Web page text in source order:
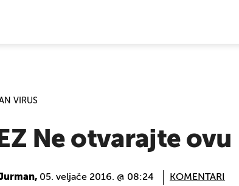
VIRUS
Ne otvarajte
05. veljače 2016. @ 08:24 KOMENTARI